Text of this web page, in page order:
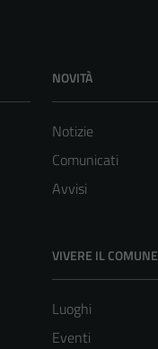
NOVITÀ
Notizie
Comunicati
Avvisi
VIVERE IL COMUNE
Luoghi
Eventi